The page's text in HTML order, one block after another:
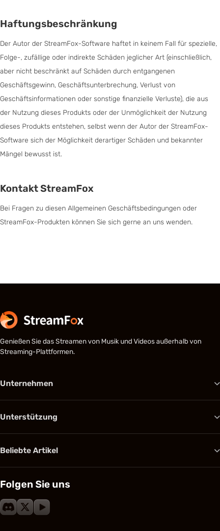
Haftungsbeschränkung
Der Autor der StreamFox-Software haftet in keinem Fall für spezielle,
Folge-, zufällige oder indirekte Schäden jeglicher Art (einschließlich,
aber nicht beschränkt auf Schäden durch entgangenen
Geschäftsgewinn, Geschäftsunterbrechung, Verlust von
Geschäftsinformationen oder sonstige finanzielle Verluste), die aus
der Nutzung dieses Produkts oder der Unmöglichkeit der Nutzung
dieses Produkts entstehen, selbst wenn der Autor der StreamFox-
Software sich der Möglichkeit derartiger Schäden und bekannter
Mängel bewusst ist.
Kontakt StreamFox
Bei Fragen zu diesen Allgemeinen Geschäftsbedingungen oder
StreamFox-Produkten können Sie sich gerne an uns wenden.
Genießen Sie das Streamen von Musik und Videos außerhalb von
Streaming-Plattformen.
Unternehmen
Unterstützung
Beliebte Artikel
Folgen Sie uns